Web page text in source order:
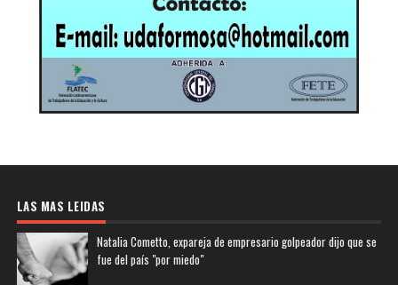
LAS MAS LEIDAS
Natalia Cometto, expareja de empresario golpeador dijo que se
fue del país "por miedo"